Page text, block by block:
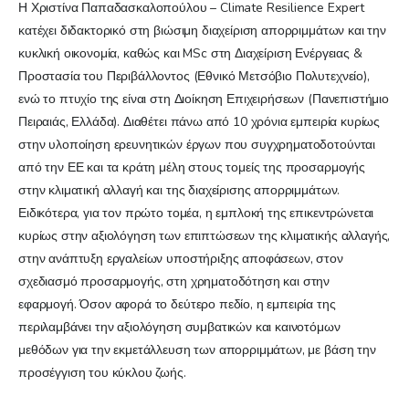
Η Χριστίνα Παπαδασκαλοπούλου – Climate Resilience Expert
κατέχει διδακτορικό στη βιώσιμη διαχείριση απορριμμάτων και την
κυκλική οικονομία, καθώς και MSc στη Διαχείριση Ενέργειας &
Προστασία του Περιβάλλοντος (Εθνικό Μετσόβιο Πολυτεχνείο),
ενώ το πτυχίο της είναι στη Διοίκηση Επιχειρήσεων (Πανεπιστήμιο
Πειραιάς, Ελλάδα). Διαθέτει πάνω από 10 χρόνια εμπειρία κυρίως
στην υλοποίηση ερευνητικών έργων που συγχρηματοδοτούνται
από την ΕΕ και τα κράτη μέλη στους τομείς της προσαρμογής
στην κλιματική αλλαγή και της διαχείρισης απορριμμάτων.
Ειδικότερα, για τον πρώτο τομέα, η εμπλοκή της επικεντρώνεται
κυρίως στην αξιολόγηση των επιπτώσεων της κλιματικής αλλαγής,
στην ανάπτυξη εργαλείων υποστήριξης αποφάσεων, στον
σχεδιασμό προσαρμογής, στη χρηματοδότηση και στην
εφαρμογή. Όσον αφορά το δεύτερο πεδίο, η εμπειρία της
περιλαμβάνει την αξιολόγηση συμβατικών και καινοτόμων
μεθόδων για την εκμετάλλευση των απορριμμάτων, με βάση την
προσέγγιση του κύκλου ζωής.